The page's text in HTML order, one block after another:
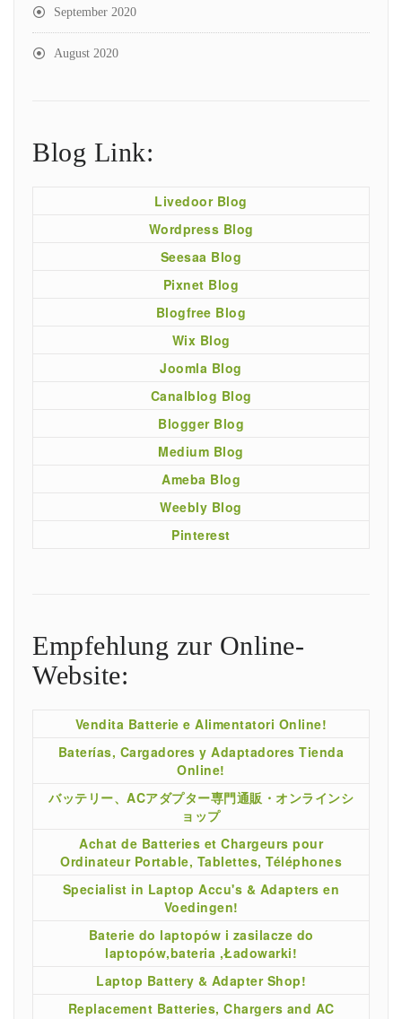
September 2020
August 2020
Blog Link:
Livedoor Blog
Wordpress Blog
Seesaa Blog
Pixnet Blog
Blogfree Blog
Wix Blog
Joomla Blog
Canalblog Blog
Blogger Blog
Medium Blog
Ameba Blog
Weebly Blog
Pinterest
Empfehlung zur Online-
Website:
Vendita Batterie e Alimentatori Online!
Baterías, Cargadores y Adaptadores Tienda
Online!
バッテリー、ACアダプター専門通販・オンラインシ
ョップ
Achat de Batteries et Chargeurs pour
Ordinateur Portable, Tablettes, Téléphones
Specialist in Laptop Accu's & Adapters en
Voedingen!
Baterie do laptopów i zasilacze do
laptopów,bateria ,Ładowarki!
Laptop Battery & Adapter Shop!
Replacement Batteries, Chargers and AC